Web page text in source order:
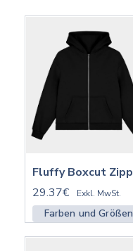
29.37€
Exkl. MwSt.
Farben und Größen